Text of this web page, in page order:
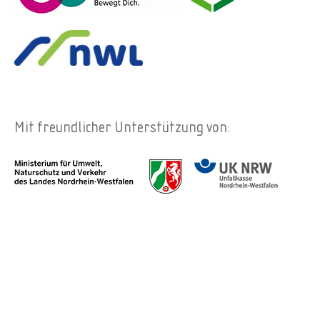
Mit freundlicher Unterstützung von: